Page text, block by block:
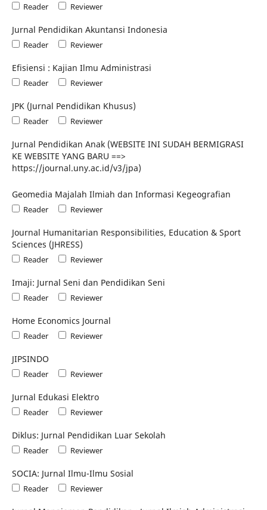
Reader Reviewer
Jurnal Pendidikan Akuntansi Indonesia
Reader Reviewer
Efisiensi : Kajian Ilmu Administrasi
Reader Reviewer
JPK (Jurnal Pendidikan Khusus)
Reader Reviewer
Jurnal Pendidikan Anak (WEBSITE INI SUDAH BERMIGRASI
KE WEBSITE YANG BARU ==>
https://journal.uny.ac.id/v3/jpa)
Geomedia Majalah Ilmiah dan Informasi Kegeografian
Reader Reviewer
Journal Humanitarian Responsibilities, Education & Sport
Sciences (JHRESS)
Reader Reviewer
Imaji: Jurnal Seni dan Pendidikan Seni
Reader Reviewer
Home Economics Journal
Reader Reviewer
JIPSINDO
Reader Reviewer
Jurnal Edukasi Elektro
Reader Reviewer
Diklus: Jurnal Pendidikan Luar Sekolah
Reader Reviewer
SOCIA: Jurnal Ilmu-Ilmu Sosial
Reader Reviewer